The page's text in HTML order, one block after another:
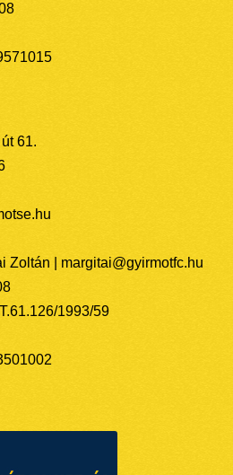
61.
Zoltán | margitai@gyirmotfc.hu
1993/59